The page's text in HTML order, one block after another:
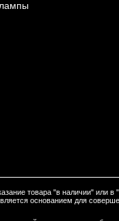
товара "в наличии" или
основанием для